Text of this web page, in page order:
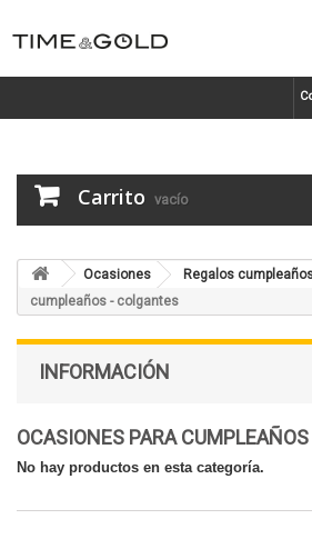
Carrito vacío
Ocasiones Regalos
cumpleaños - colgantes
INFORMACIÓN
OCASIONES PARA
No hay productos en esta categoría.